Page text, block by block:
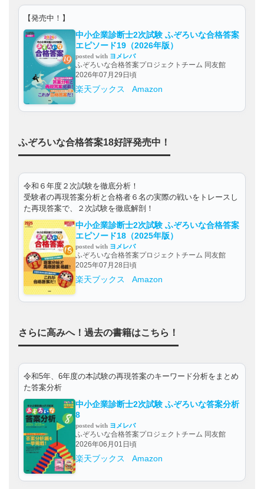
【発売中！】
中小企業診断士2次試験 ふぞろいな合格答案
エピソード19（2026年版）
posted with ヨメレバ
ふぞろいな合格答案プロジェクトチーム 同友館
2026年07月29日頃
楽天ブックス Amazon
ふぞろいな合格答案18好評発売中！
令和６年度２次試験を徹底分析！
受験者の再現答案分析と合格者６名の実際の戦いをトレースし
た再現答案で、２次試験を徹底解剖！
中小企業診断士2次試験 ふぞろいな合格答案
エピソード18（2025年版）
posted with ヨメレバ
ふぞろいな合格答案プロジェクトチーム 同友館
2025年07月28日頃
楽天ブックス Amazon
さらに高みへ！過去の書籍はこちら！
令和5年、6年度の本試験の再現答案のキーワード分析をまとめ
た答案分析
中小企業診断士2次試験 ふぞろいな答案分析
8
posted with ヨメレバ
ふぞろいな合格答案プロジェクトチーム 同友館
2026年06月01日頃
楽天ブックス Amazon